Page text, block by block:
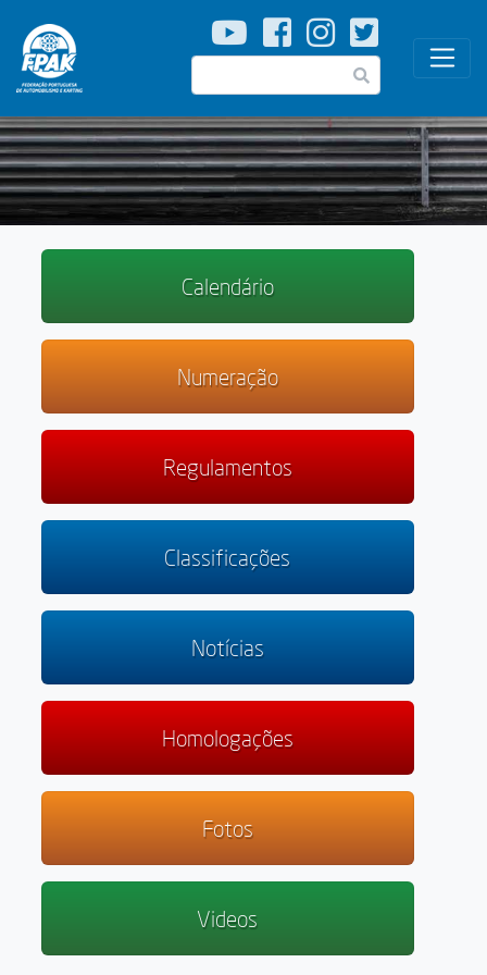
Passar
para
o
Pesquisar
Calendário
Numeração
Regulamentos
Classificações
Notícias
Homologações
Fotos
Videos